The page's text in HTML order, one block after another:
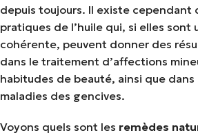
depuis toujours. Il existe cependant
pratiques de l’huile qui, si elles sont
cohérente, peuvent donner des
dans le traitement d’affections
habitudes de beauté, ainsi que
maladies des gencives.
Voyons quels sont les remèdes